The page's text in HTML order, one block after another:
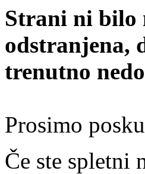
Strani ni bilo
odstranjena,
trenutno
Prosimo
Če ste spletni